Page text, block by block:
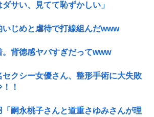
サい、見てて恥ずかしい」
いじめと虐待で打線組んだwww
背徳感ヤバすぎだってwww
セクシー女優さん、整形手術に大失敗
！
「嗣永桃子さんと道重さゆみさんが理